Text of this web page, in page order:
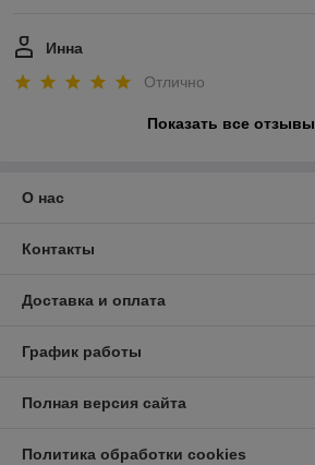
Инна
Отлично
Показать все отзывы
О нас
Контакты
Доставка и оплата
График работы
Полная версия сайта
Политика обработки cookies